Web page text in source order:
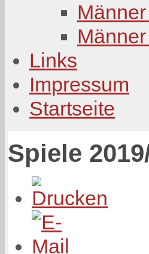
Männer
Links
Impressum
Startseite
Spiele